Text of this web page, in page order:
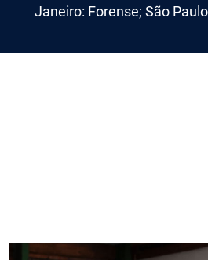
Janeiro: Forense; São
Imagem de capa